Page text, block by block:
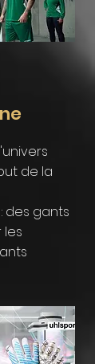
de la
des gants